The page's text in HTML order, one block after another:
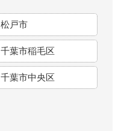
松戸市
千葉市稲毛区
千葉市中央区